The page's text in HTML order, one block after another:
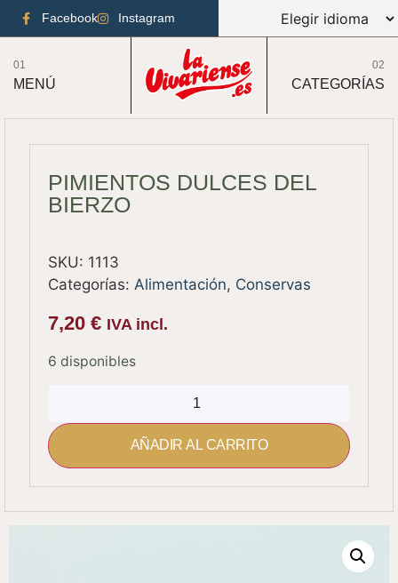
Facebook Instagram
01
MENÚ
02
CATEGORÍAS
PIMIENTOS DULCES DEL
BIERZO
SKU: 1113
Categorías: Alimentación, Conservas
7,20€ IVA incl.
6 disponibles
AÑADIR AL CARRITO